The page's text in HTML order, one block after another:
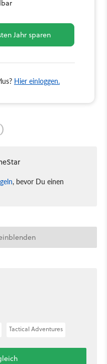
Jahr sparen
Hier einloggen.
, bevor Du einen
Tactical Adventures